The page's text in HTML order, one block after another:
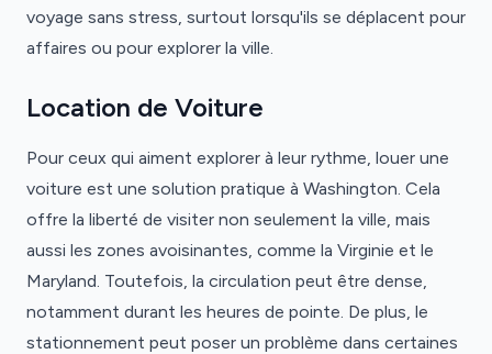
voyage sans stress, surtout lorsqu'ils se déplacent pour
affaires ou pour explorer la ville.
Location de Voiture
Pour ceux qui aiment explorer à leur rythme, louer une
voiture est une solution pratique à Washington. Cela
offre la liberté de visiter non seulement la ville, mais
aussi les zones avoisinantes, comme la Virginie et le
Maryland. Toutefois, la circulation peut être dense,
notamment durant les heures de pointe. De plus, le
stationnement peut poser un problème dans certaines